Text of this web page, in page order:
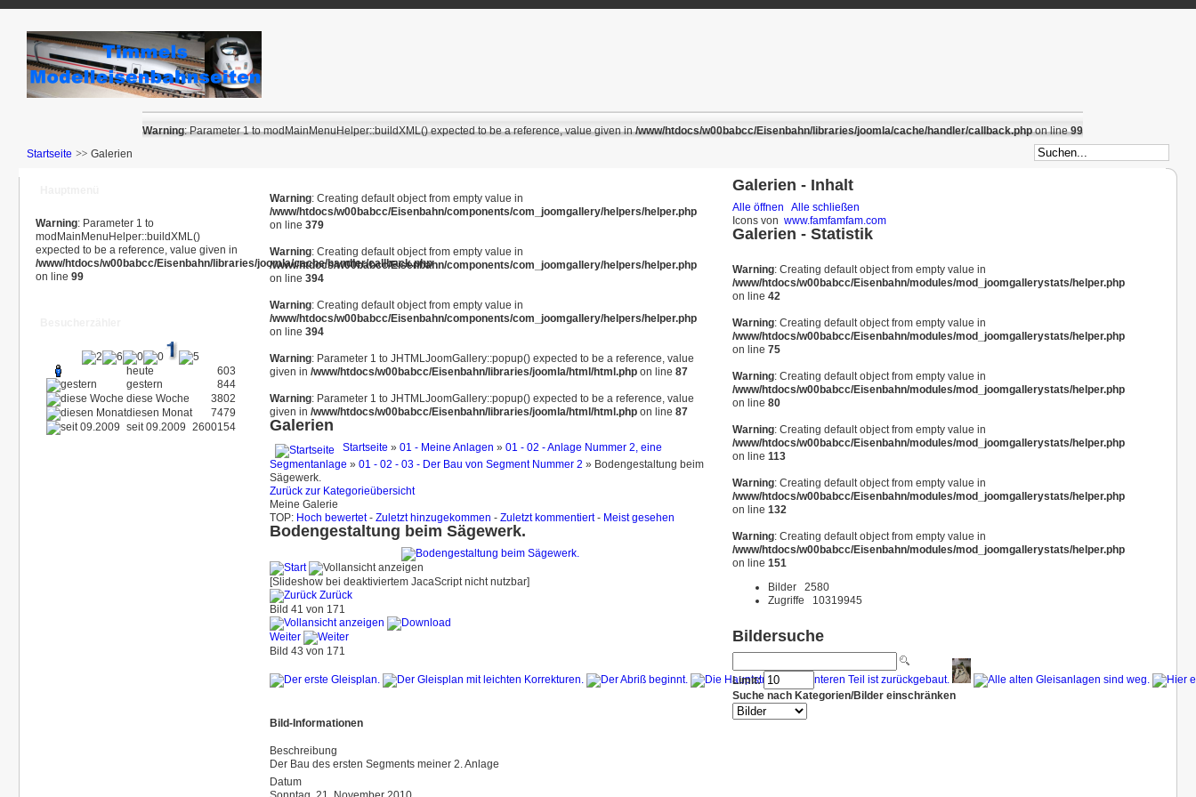
Warning: Parameter 1 to modMainMenuHelper::buildXML() expected to be a reference, value given in/www/htdocs/w00babcc/Eisenbahn/libraries/joomla/cache/handler/callback.phpon line99
Startseite
Galerien
Warning: Parameter 1 to
modMainMenuHelper::buildXML()
expected to be a reference, value given in
/www/htdocs/w00babcc/Eisenbahn/libraries/joomla/cache/handler/callback.php
on line 99
heute
603
gestern
844
diese Woche
3802
diesen Monat
7479
seit 09.2009 2600154
Warning: Creating default object from empty value in
/www/htdocs/w00babcc/Eisenbahn/components/com_joomgallery/helpers/helper.php
on line 379
Warning: Creating default object from empty value in
/www/htdocs/w00babcc/Eisenbahn/components/com_joomgallery/helpers/helper.php
on line 394
Warning: Creating default object from empty value in
/www/htdocs/w00babcc/Eisenbahn/components/com_joomgallery/helpers/helper.php
on line 394
Warning: Parameter 1 to JHTMLJoomGallery::popup() expected to be a reference, value
given in /www/htdocs/w00babcc/Eisenbahn/libraries/joomla/html/html.phpon line 87
Warning: Parameter 1 to JHTMLJoomGallery::popup() expected to be a reference, value
given in /www/htdocs/w00babcc/Eisenbahn/libraries/joomla/html/html.phpon line 87
Galerien
Startseite » 01 - Meine Anlagen » 01 - 02 - Anlage Nummer 2, eine
Segmentanlage » 01 - 02 - 03 - Der Bau von Segment Nummer 2 » Bodengestaltung beim
Sägewerk.
Zurück zur Kategorieübersicht
Meine Galerie
TOP: Hoch bewertet- Zuletzt hinzugekommen - Zuletzt kommentiert- Meist gesehen
Bodengestaltung beim Sägewerk.
[Slideshow bei deaktiviertem JacaScript nicht nutzbar]
Zurück
Bild 41 von 171
Weiter
Bild 43 von 171
Bild-Informationen
Beschreibung
Der Bau des ersten Segments meiner 2. Anlage
Datum
Galerien - Inhalt
Alle öffnen
Alle schließen
Icons von www.famfamfam.com
Galerien - Statistik
Warning: Creating default object from empty value in
/www/htdocs/w00babcc/Eisenbahn/modules/mod_joomgallerystats/helper.php
on line 42
Warning: Creating default object from empty value in
/www/htdocs/w00babcc/Eisenbahn/modules/mod_joomgallerystats/helper.php
on line 75
Warning: Creating default object from empty value in
/www/htdocs/w00babcc/Eisenbahn/modules/mod_joomgallerystats/helper.php
on line 80
Warning: Creating default object from empty value in
/www/htdocs/w00babcc/Eisenbahn/modules/mod_joomgallerystats/helper.php
on line 113
Warning: Creating default object from empty value in
/www/htdocs/w00babcc/Eisenbahn/modules/mod_joomgallerystats/helper.php
on line 132
Warning: Creating default object from empty value in
/www/htdocs/w00babcc/Eisenbahn/modules/mod_joomgallerystats/helper.php
on line 151
Bilder
2580
Zugriffe
10319945
Bildersuche
Limit:
Suche nach Kategorien/Bilder einschränken